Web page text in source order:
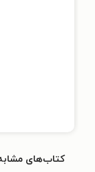
کتاب‌های